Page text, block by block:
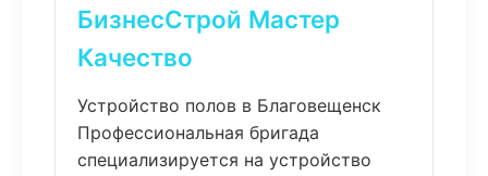
БизнесСтрой Мастер
Качество
Устройство полов в Благовещенск
Профессиональная бригада
специализируется на устройство